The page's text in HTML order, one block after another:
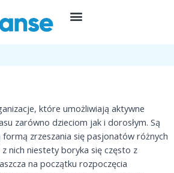
sportowa,Prowadzenie działalności
zacząć
które umożliwiają aktywne
zarówno dzieciom jak i dorosłym. Są
zrzeszania się pasjonatów różnych
nich niestety boryka się często z
na początku rozpoczęcia